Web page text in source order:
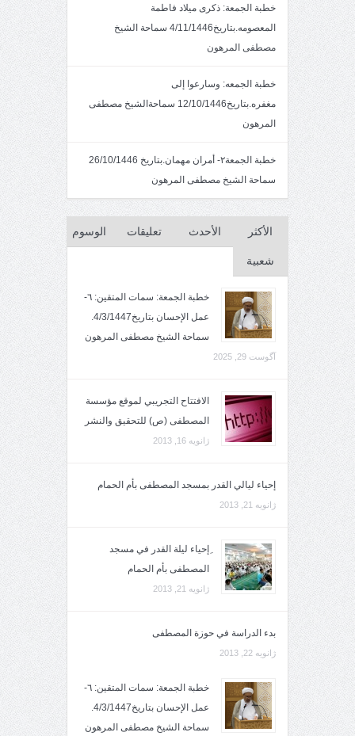
خطبة الجمعة: ذكرى ميلاد فاطمة
المعصومه.بتاريخ4/11/1446 سماحة الشيخ
مصطفى المرهون
خطبة الجمعه: وسارعوا إلى
مغفره.بتاريخ12/10/1446 سماحةالشيخ مصطفى
المرهون
خطبة الجمعة٢- أمران مهمان.بتاريخ 26/10/1446
سماحة الشيخ مصطفى المرهون
الأكثر
شعبية
الأحدث تعليقات الوسوم
خطبة الجمعة: سمات المتقين: ٦-
عمل الإحسان بتاريخ4/3/1447.
سماحة الشيخ مصطفى المرهون
آگوست 29, 2025
الافتتاح التجريبي لموقع مؤسسة
المصطفى (ص) للتحقيق والنشر
ژانویه 16, 2013
إحياء ليالي القدر بمسجد المصطفى بأم الحمام
ژانویه 21, 2013
ِإحياء ليلة القدر في مسجد
المصطفى بأم الحمام
ژانویه 21, 2013
بدء الدراسة في حوزة المصطفى
ژانویه 22, 2013
خطبة الجمعة: سمات المتقين: ٦-
عمل الإحسان بتاريخ4/3/1447.
سماحة الشيخ مصطفى المرهون